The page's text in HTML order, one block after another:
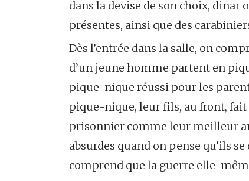
dans la devise de son choix, dinar
présentes, ainsi que des
Dès l’entrée dans la salle, on
d’un jeune homme partent en
pique-nique réussi pour les
pique-nique, leur fils, au front,
prisonnier comme leur meilleur
absurdes quand on pense qu’ils
comprend que la guerre elle-